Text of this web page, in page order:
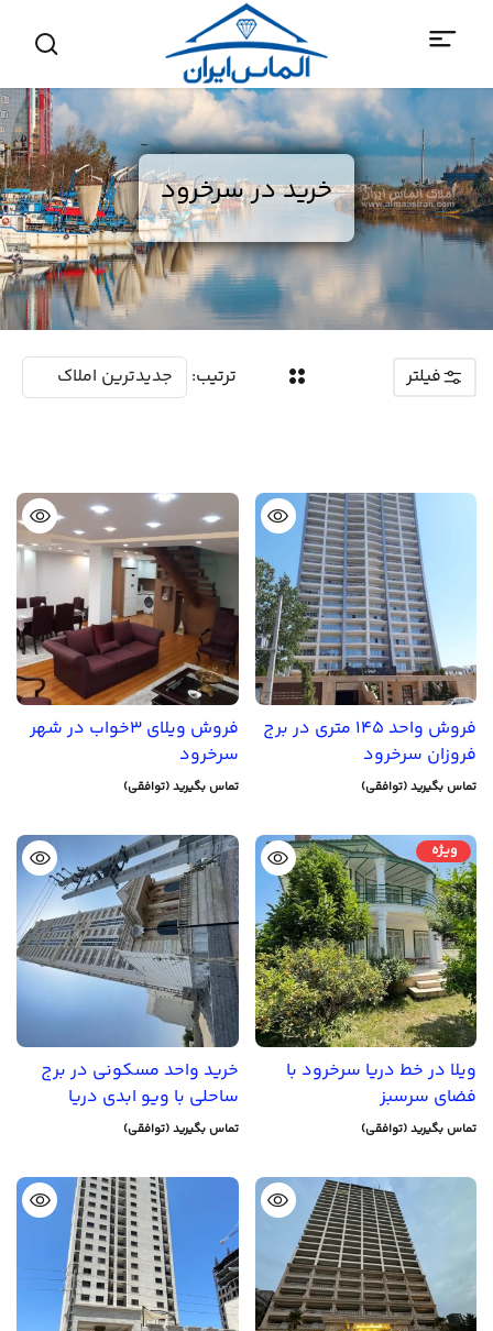
خرید در سرخرود
فیلتر ترتیب:
فروش واحد 145 متری در برج
فروزان سرخرود
تماس بگیرید (توافقی)
فروش ویلای 3خواب در شهر
سرخرود
تماس بگیرید (توافقی)
ویژه
ویلا در خط دریا سرخرود با
فضای سرسبز
تماس بگیرید (توافقی)
خرید واحد مسکونی در برج
ساحلی با ویو ابدی دریا
تماس بگیرید (توافقی)